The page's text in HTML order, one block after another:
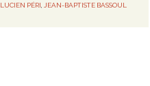
LUCIEN PÉRI
JEAN-BAPTISTE BASSOUL